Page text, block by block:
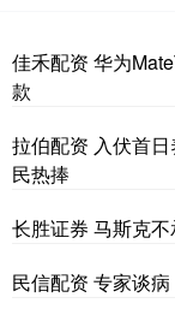
佳禾配资 华为
款
拉伯配资 入伏首
民热捧
长胜证券 马斯克
民信配资 专家谈